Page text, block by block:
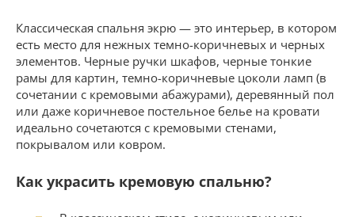
Классическая спальня экрю — это интерьер, в котором
есть место для нежных темно-коричневых и черных
элементов. Черные ручки шкафов, черные тонкие
рамы для картин, темно-коричневые цоколи ламп (в
сочетании с кремовыми абажурами), деревянный пол
или даже коричневое постельное белье на кровати
идеально сочетаются с кремовыми стенами,
покрывалом или ковром.
Как украсить кремовую спальню?